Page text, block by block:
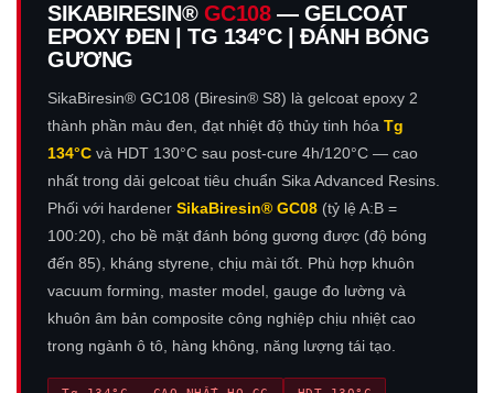
SIKABIRESIN®GC108— GELCOAT
EPOXY ĐEN | TG 134°C | ĐÁNH BÓNG
GƯƠNG
SikaBiresin® GC108 (Biresin® S8) là gelcoat epoxy 2
thành phần màu đen, đạt nhiệt độ thủy tinh hóa Tg
134°C và HDT 130°C sau post-cure 4h/120°C — cao
nhất trong dải gelcoat tiêu chuẩn Sika Advanced Resins.
Phối với hardener SikaBiresin® GC08 (tỷ lệ A:B =
100:20), cho bề mặt đánh bóng gương được (độ bóng
đến 85), kháng styrene, chịu mài tốt. Phù hợp khuôn
vacuum forming, master model, gauge đo lường và
khuôn âm bản composite công nghiệp chịu nhiệt cao
trong ngành ô tô, hàng không, năng lượng tái tạo.